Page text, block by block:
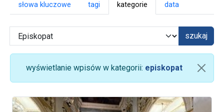
słowa kluczowe tagi kategorie data
szukaj
wyświetlanie wpisów w kategorii: episkopat